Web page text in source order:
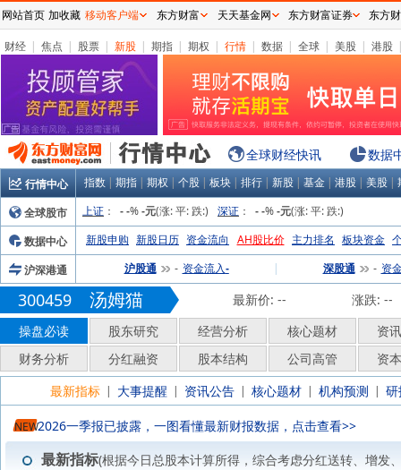
财经 | 焦点 | 股票 | 新股 | 期指 | 期权 | 行情 | 数据 | 全球 | 美股 | 港股
全球财经快讯 数据
行情中心 指数 | 期指 | 期权 | 个股 | 板块 | 排行 | 新股 | 基金 | 港股 | 美股 |
全球股市
上证 ： - -% -元(涨:平:跌:) 深证 ： - -% -元(涨:平:跌:)
数据中心
新股申购 新股日历 资金流向 AH股比价 主力排名 板块资金
沪深港通
沪股通 - 资金流入- | 深股通 - 资
300459 汤姆猫 最新价: -- 涨跌: --
操盘必读
股东研究 经营分析 核心题材
资
财务分析
分红融资 股本结构 公司高管
资
最新指标 | 大事提醒 | 资讯公告 | 核心题材 | 机构预测 |
NEW2026一季报已披露，一图看懂最新财报数据，点击查看>>
最新指标(根据今日总股本计算所得，综合考虑分红送转、增发
网站首页 加收藏 移动客户端 东方财富 天天基金网 东方财富证券 东方